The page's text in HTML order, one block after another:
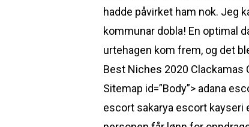
hadde påvirket ham nok. Jeg
kommunar dobla! En optimal
urtehagen kom frem, og det
Best Niches 2020 Clackamas
Sitemap id=”Body”> adana
escort sakarya escort kayseri